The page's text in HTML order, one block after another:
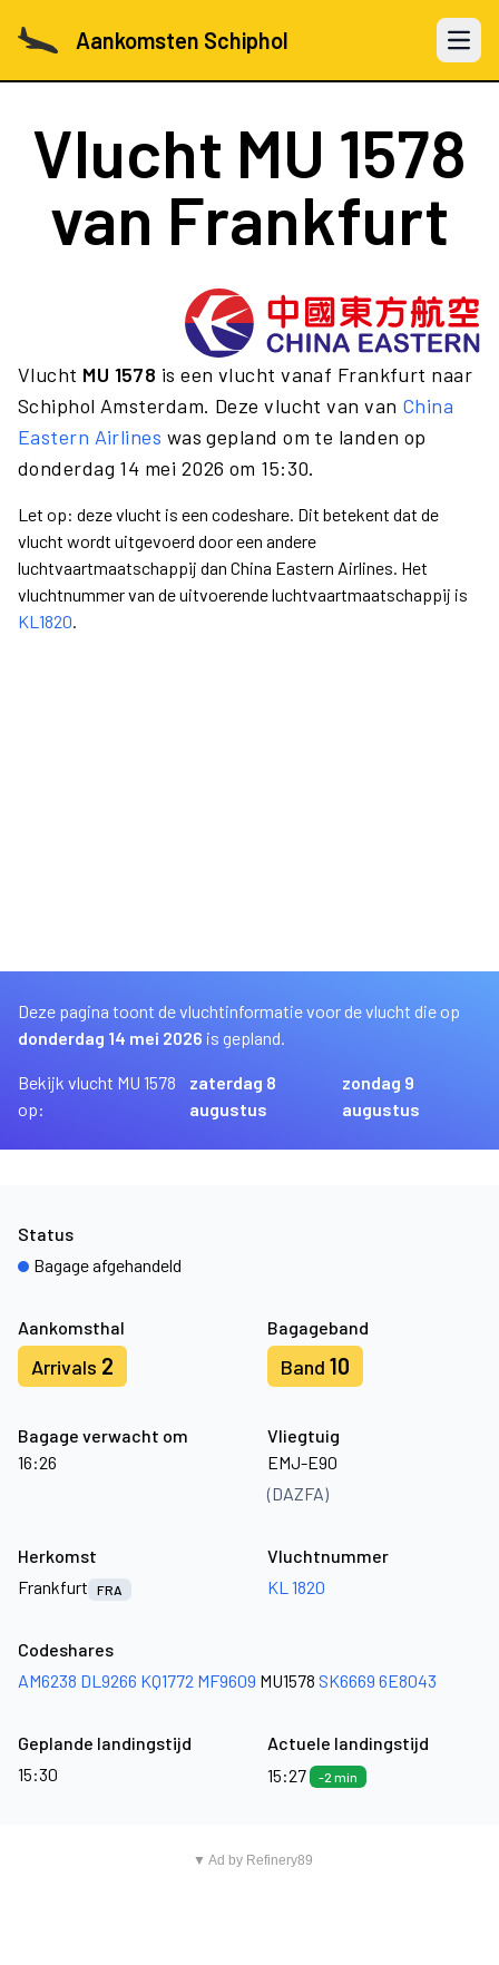
Aankomsten Schiphol Open
Vlucht MU 1578
van Frankfurt
Vlucht MU 1578 is een vlucht vanaf Frankfurt naar
Schiphol Amsterdam. Deze vlucht van van China
Eastern Airlines was gepland om te landen op
donderdag 14 mei 2026 om 15:30.
Let op: deze vlucht is een codeshare. Dit betekent dat de
vlucht wordt uitgevoerd door een andere
luchtvaartmaatschappij dan China Eastern Airlines. Het
vluchtnummer van de uitvoerende luchtvaartmaatschappij is
KL1820.
Deze pagina toont de vluchtinformatie voor de vlucht die op
donderdag 14 mei 2026 is gepland.
Bekijk vlucht MU 1578
op:
zaterdag 8
augustus
zondag 9
augustus
Aankomsthal
Arrivals 2
Bagageband
Band 10
Bagage verwacht om
16:26
Vliegtuig
EMJ-E90
(DAZFA)
Status
Bagage afgehandeld
Herkomst
Frankfurt
FRA
Vluchtnummer
KL 1820
Codeshares
AM6238 DL9266 KQ1772 MF9609 MU1578 SK6669 6E8043
Geplande landingstijd
15:30
Actuele landingstijd
15:27
-2 min
▼ Ad by Refinery89